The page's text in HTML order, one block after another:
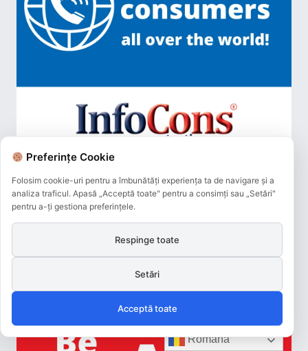
Română
Preferințe Cookie
Folosim cookie-uri pentru a îmbunătăți experiența ta de navigare și a
analiza traficul. Apasă „Acceptă toate" pentru a consimți sau „Setări"
pentru a-ți gestiona preferințele.
Respinge toate
Setări
Acceptă toate